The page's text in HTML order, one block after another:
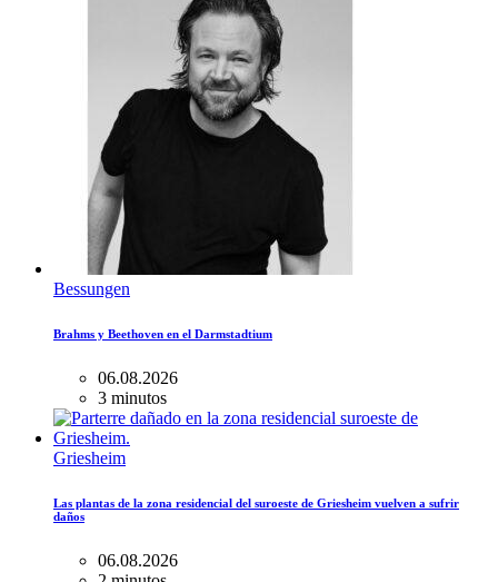
Bessungen
Brahms y Beethoven en el Darmstadtium
06.08.2026
3 minutos
Griesheim
Las plantas de la zona residencial del suroeste de Griesheim vuelven a sufrir
daños
06.08.2026